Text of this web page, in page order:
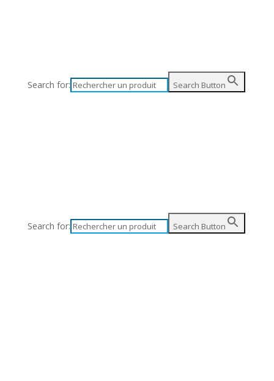
Search for: Search Button
Search for: Search Button